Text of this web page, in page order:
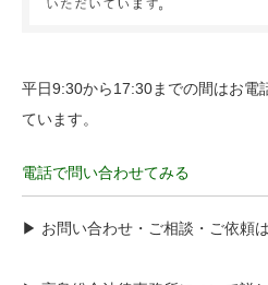
平日9:30から17:30までの間はお電
ています。
電話で問い合わせてみる
▶︎ お問い合わせ・ご相談・ご依頼は